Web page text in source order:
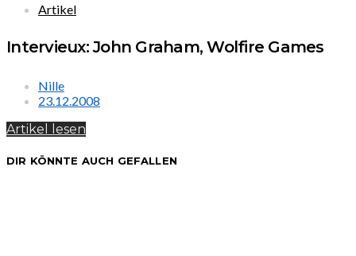
Artikel
Intervieux: John Graham, Wolfire Games
Nille
23.12.2008
Artikel lesen
DIR KÖNNTE AUCH GEFALLEN